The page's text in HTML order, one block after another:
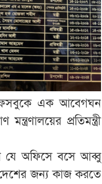
এক আবেগঘন
প্রতিমন্ত্রী
যে অফিসে বসে আব্বু
জন্য কাজ করতে